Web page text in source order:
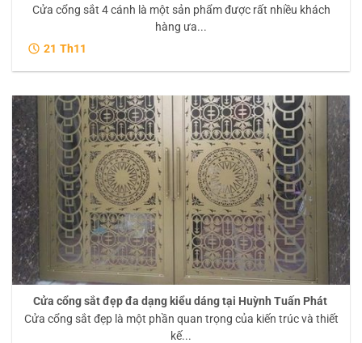
Cửa cổng sắt 4 cánh là một sản phẩm được rất nhiều khách
hàng ưa...
21 Th11
Cửa cổng sắt đẹp đa dạng kiểu dáng tại Huỳnh Tuấn Phát
Cửa cổng sắt đẹp là một phần quan trọng của kiến trúc và thiết
kế...